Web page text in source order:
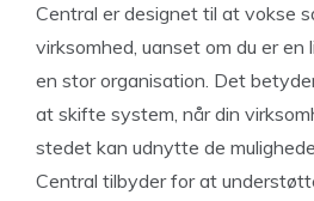
Central er designet til at vokse
virksomhed, uanset om du er en
en stor organisation. Det
at skifte system, når din
stedet kan udnytte de
Central tilbyder for at